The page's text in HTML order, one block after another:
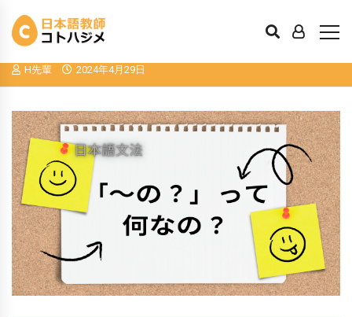
日本語文法：終助詞の「の」は、単なる
疑問詞の「の」なのか。
H先輩 2024年4月29日